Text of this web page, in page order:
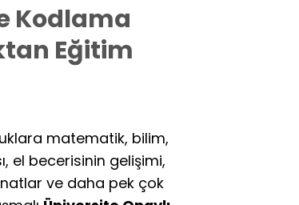
Kodlama
Eğitim
₺.
matematik, bilim,
el becerisinin gelişimi,
ve daha pek çok